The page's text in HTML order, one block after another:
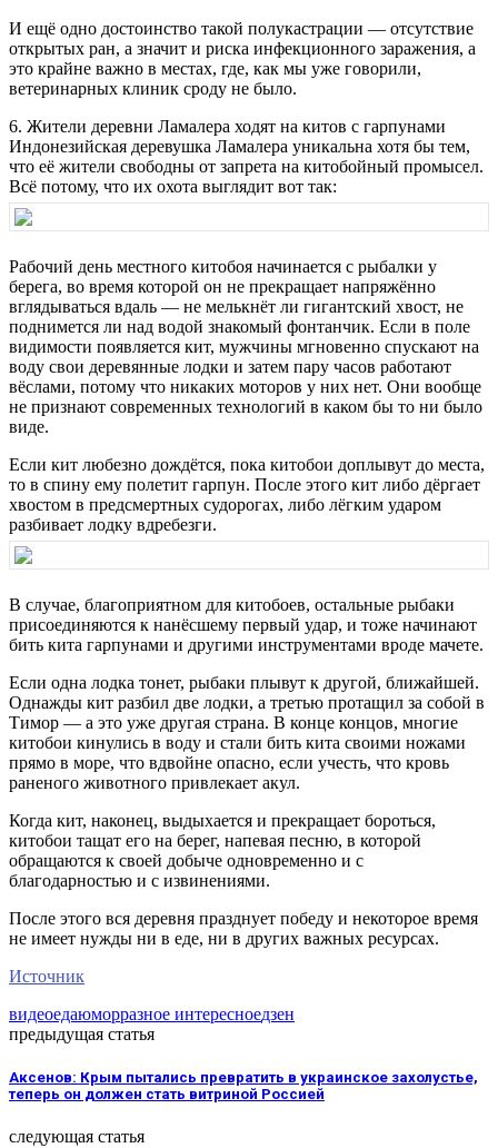
И ещё одно достоинство такой полукастрации — отсутствие
открытых ран, а значит и риска инфекционного заражения, а
это крайне важно в местах, где, как мы уже говорили,
ветеринарных клиник сроду не было.
6. Жители деревни Ламалера ходят на китов с гарпунами
Индонезийская деревушка Ламалера уникальна хотя бы тем,
что её жители свободны от запрета на китобойный промысел.
Всё потому, что их охота выглядит вот так:
Рабочий день местного китобоя начинается с рыбалки у
берега, во время которой он не прекращает напряжённо
вглядываться вдаль — не мелькнёт ли гигантский хвост, не
поднимется ли над водой знакомый фонтанчик. Если в поле
видимости появляется кит, мужчины мгновенно спускают на
воду свои деревянные лодки и затем пару часов работают
вёслами, потому что никаких моторов у них нет. Они вообще
не признают современных технологий в каком бы то ни было
виде.
Если кит любезно дождётся, пока китобои доплывут до места,
то в спину ему полетит гарпун. После этого кит либо дёргает
хвостом в предсмертных судорогах, либо лёгким ударом
разбивает лодку вдребезги.
В случае, благоприятном для китобоев, остальные рыбаки
присоединяются к нанёсшему первый удар, и тоже начинают
бить кита гарпунами и другими инструментами вроде мачете.
Если одна лодка тонет, рыбаки плывут к другой, ближайшей.
Однажды кит разбил две лодки, а третью протащил за собой в
Тимор — а это уже другая страна. В конце концов, многие
китобои кинулись в воду и стали бить кита своими ножами
прямо в море, что вдвойне опасно, если учесть, что кровь
раненого животного привлекает акул.
Когда кит, наконец, выдыхается и прекращает бороться,
китобои тащат его на берег, напевая песню, в которой
обращаются к своей добыче одновременно и с
благодарностью и с извинениями.
После этого вся деревня празднует победу и некоторое время
не имеет нужды ни в еде, ни в других важных ресурсах.
Источник
видеоедаюморразное интересноедзен
предыдущая статья
Аксенов: Крым пытались превратить в украинское захолустье,
теперь он должен стать витриной Россией
следующая статья